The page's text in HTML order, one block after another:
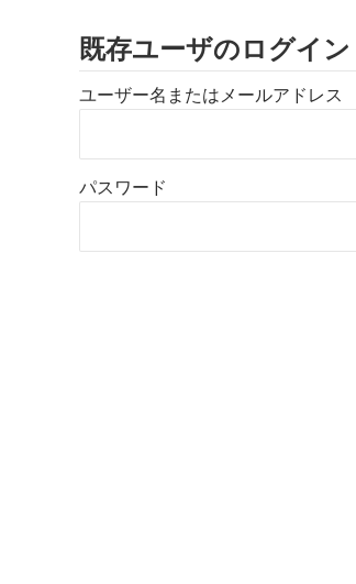
既存ユーザのログイン
ユーザー名またはメールアドレス
パスワード